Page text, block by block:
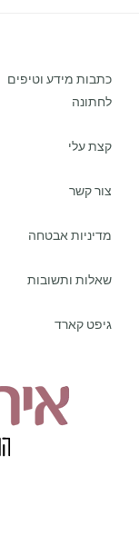
כתבות מידע וטיפים
לחתונה
קצת עלי
צור קשר
מדיניות אבטחה
שאלות ותשובות
גיפט קארד